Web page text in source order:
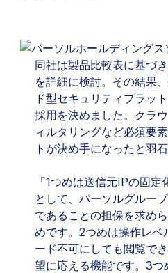
同社は製品比較表に基づ
を詳細に検討。その結果
ド型セキュリティプラッ
採用を決めました。クラ
ィルタリングなど必須要
トが決め手になったと羽
「1つめは送信元IPの固
として、パーソルグルー
であることの担保を求め
めです。2つめは操作レベ
ード不可にしても閲覧で
望に応える機能です。3